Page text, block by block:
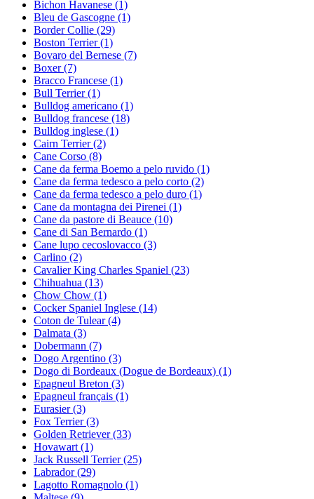
Bichon Havanese (1)
Bleu de Gascogne (1)
Border Collie (29)
Boston Terrier(1)
Bovaro del Bernese (7)
Boxer(7)
Bracco Francese (1)
Bull Terrier(1)
Bulldog americano (1)
Bulldog francese (18)
Bulldog inglese (1)
Cairn Terrier(2)
Cane Corso (8)
Cane da ferma Boemo a pelo ruvido (1)
Cane da ferma tedesco a pelo corto (2)
Cane da ferma tedesco a pelo duro (1)
Cane da montagna dei Pirenei (1)
Cane da pastore di Beauce (10)
Cane di San Bernardo (1)
Cane lupo cecoslovacco (3)
Carlino (2)
Cavalier King Charles Spaniel (23)
Chihuahua (13)
Chow Chow (1)
Cocker Spaniel Inglese (14)
Coton de Tulear(4)
Dalmata (3)
Dobermann (7)
Dogo Argentino (3)
Dogo di Bordeaux (Dogue de Bordeaux) (1)
Epagneul Breton (3)
Epagneul français (1)
Eurasier(3)
Fox Terrier(3)
Golden Retriever(33)
Hovawart (1)
Jack Russell Terrier(25)
Labrador(29)
Lagotto Romagnolo (1)